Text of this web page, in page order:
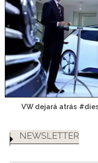
VW dejará atrás
NEWSLETTER